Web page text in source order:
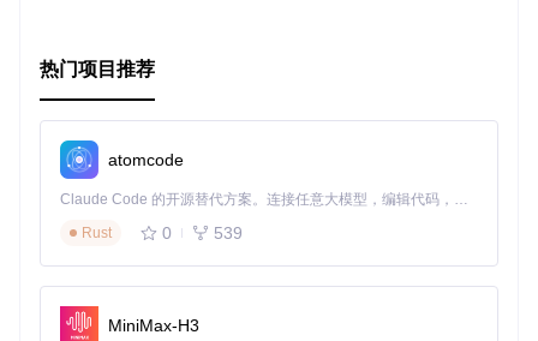
项目来说，都是一个值得尝试的优秀选择。无论是研究者还是
热门项目推荐
atomcode
Claude Code 的开源替代方案。连接任意大模型，编辑代码，运行命令，自动验证 — 全自动执行。用 Rust 构建，极致性能。 ｜ An open-source alternative to Claude Code. Connect any LLM, edit code, run commands, and verify changes — autonomously. Built in Rust for speed. Get Started
Rust
0 539
MiniMax-H3